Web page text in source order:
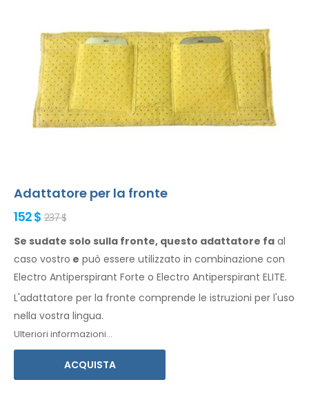
Adattatore per la fronte
152 $ 237 $
Se sudate solo sulla fronte, questo adattatore fa al
caso vostro e può essere utilizzato in combinazione con
Electro Antiperspirant Forte o Electro Antiperspirant ELITE.
L'adattatore per la fronte comprende le istruzioni per l'uso
nella vostra lingua.
Ulteriori informazioni...
ACQUISTA